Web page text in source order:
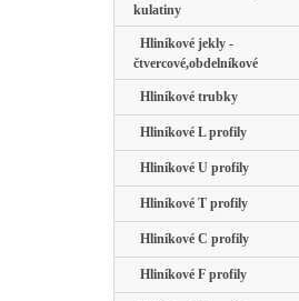
kulatiny
Hliníkové jekly -
čtvercové,obdelníkové
Hliníkové trubky
Hliníkové L profily
Hliníkové U profily
Hliníkové T profily
Hliníkové C profily
Hliníkové F profily